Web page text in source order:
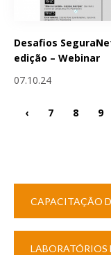
Desafios
edição – Webinar
07.10.24
‹ 7 8 9
CAPACITAÇÃO
LABORATÓRIOS